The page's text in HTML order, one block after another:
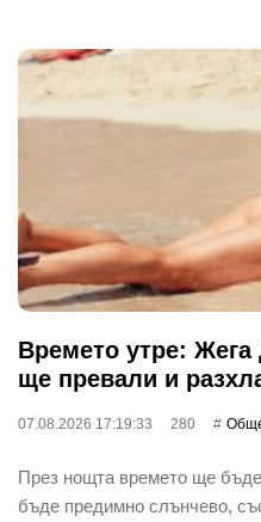
Времето утре: Жега
ще превали и
07.08.2026 17:19:33 280
През нощта времето ще
бъде предимно слънчево,